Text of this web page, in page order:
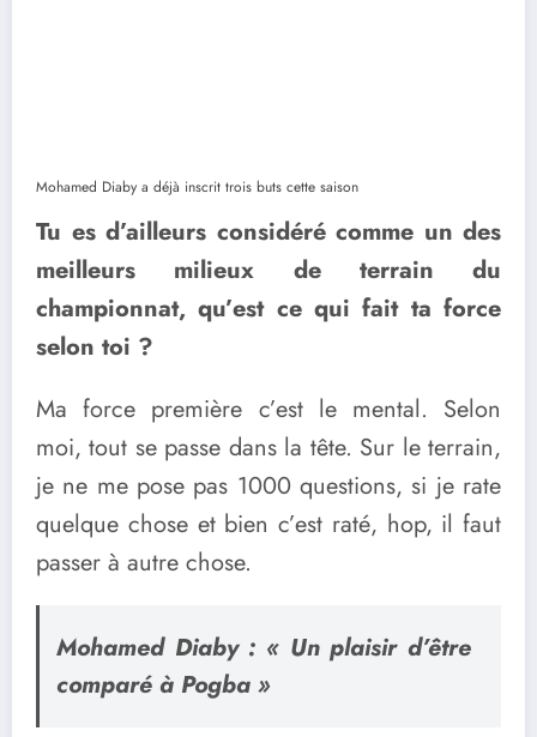
Mohamed Diaby a déjà inscrit trois buts cette saison
Tu es d’ailleurs considéré comme un des
meilleurs milieux de terrain du
championnat, qu’est ce qui fait ta force
selon toi ?
Ma force première c’est le mental. Selon
moi, tout se passe dans la tête. Sur le terrain,
je ne me pose pas 1000 questions, si je rate
quelque chose et bien c’est raté, hop, il faut
passer à autre chose.
Mohamed Diaby : « Un plaisir d’être
comparé à Pogba »